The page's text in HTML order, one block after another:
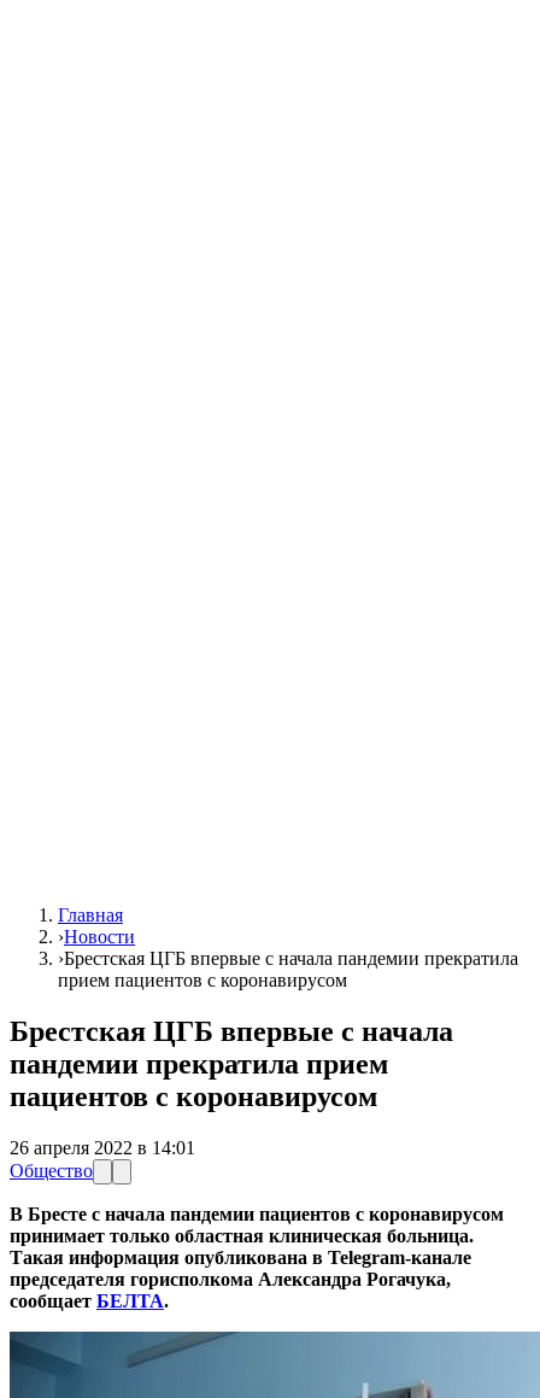
Главная
›Новости
›Брестская ЦГБ впервые с начала пандемии прекратила
прием пациентов с коронавирусом
Брестская ЦГБ впервые с начала
пандемии прекратила прием
пациентов с коронавирусом
26 апреля 2022 в 14:01
Общество
В Бресте с начала пандемии пациентов с коронавирусом
принимает только областная клиническая больница.
Такая информация опубликована в Telegram-канале
председателя горисполкома Александра Рогачука,
сообщает БЕЛТА.